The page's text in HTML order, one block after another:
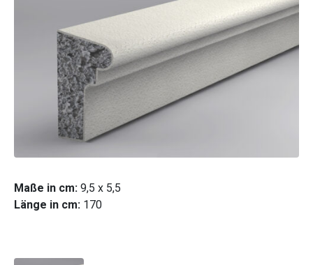
Maße in cm: 9,5 x 5,5
Länge in cm: 170